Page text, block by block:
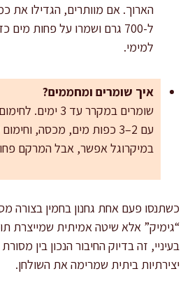
הארוך. אם מוותרים, הגדילו את
ל-700 גרם ושמרו על פחות
למימי.
איך שומרים ומחממים?
שומרים במקרר עד
במיקרוגל אפשר, אבל המרקם
כשתנסו פעם אחת גחנון בחמין בצורה
“גימיק” אלא שיטה אמיתית שמייצרת
בעיניי, זה בדיוק החיבור הנכון בין
יצירתיות ביתית שמרימה את השולחן.